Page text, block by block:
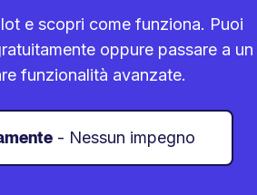
e scopri come funziona. Puoi
oppure passare a
funzionalità avanzate.
- Nessun impegno